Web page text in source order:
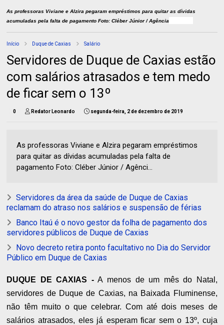
As professoras Viviane e Alzira pegaram empréstimos para quitar as dívidas
acumuladas pela falta de pagamento Foto: Cléber Júnior / Agência
Início Duque de Caxias Salário
Servidores de Duque de Caxias estão
com salários atrasados e tem medo
de ficar sem o 13º
0 Redator Leonardo segunda-feira, 2 de dezembro de 2019
As professoras Viviane e Alzira pegaram empréstimos
para quitar as dívidas acumuladas pela falta de
pagamento Foto: Cléber Júnior / Agênci...
Servidores da área da saúde de Duque de Caxias
reclamam do atraso nos salários e suspensão de férias
Banco Itaú é o novo gestor da folha de pagamento dos
servidores públicos de Duque de Caxias
Novo decreto retira ponto facultativo no Dia do Servidor
Público em Duque de Caxias
DUQUE DE CAXIAS -A menos de um mês do Natal,
servidores de Duque de Caxias, na Baixada Fluminense,
não têm muito o que celebrar. Com até dois meses de
salários atrasados, eles já esperam ficar sem o 13º, cuja